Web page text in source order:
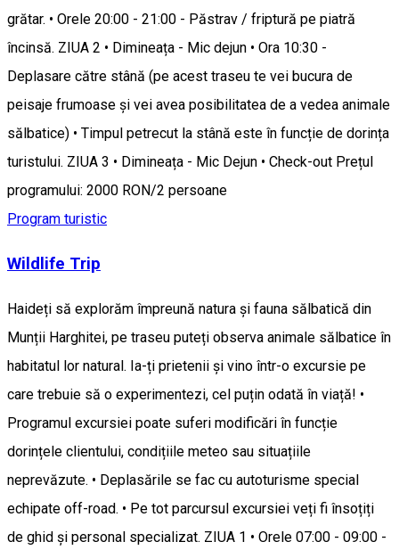
grătar. • Orele 20:00 - 21:00 - Păstrav / friptură pe piatră
încinsă. ZIUA 2 • Dimineața - Mic dejun • Ora 10:30 -
Deplasare către stână (pe acest traseu te vei bucura de
peisaje frumoase și vei avea posibilitatea de a vedea animale
sălbatice) • Timpul petrecut la stână este în funcție de dorința
turistului. ZIUA 3 • Dimineața - Mic Dejun • Check-out Prețul
programului: 2000 RON/2 persoane
Program turistic
Wildlife Trip
Haideți să explorăm împreună natura și fauna sălbatică din
Munții Harghitei, pe traseu puteți observa animale sălbatice în
habitatul lor natural. Ia-ți prietenii și vino într-o excursie pe
care trebuie să o experimentezi, cel puțin odată în viață! •
Programul excursiei poate suferi modificări în funcție
dorințele clientului, condițiile meteo sau situațiile
neprevăzute. • Deplasările se fac cu autoturisme special
echipate off-road. • Pe tot parcursul excursiei veți fi însoțiți
de ghid și personal specializat. ZIUA 1 • Orele 07:00 - 09:00 -